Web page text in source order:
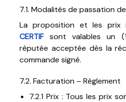
7.1. Modalités de passation
La proposition et les prix
CERTIFsont valables un
réputée acceptée dès la
commande signé.
7.2. Facturation – Règlement
7.2.1 Prix : Tous les prix